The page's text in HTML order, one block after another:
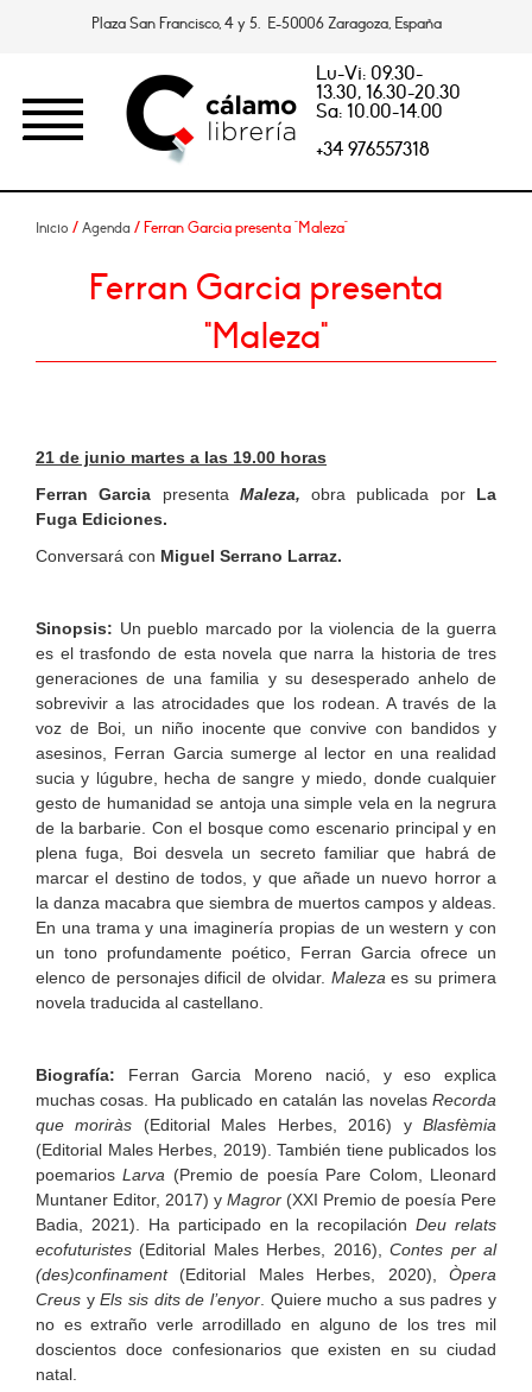
Plaza San Francisco, 4 y 5. E-50006 Zaragoza, España
Lu-Vi: 09.30-
13.30, 16.30-20.30
Sa: 10.00-14.00
+34 976557318
Inicio / Agenda / Ferran Garcia presenta "Maleza"
Ferran Garcia presenta
"Maleza"
21 de junio martes a las 19.00 horas
Ferran Garcia presenta Maleza, obra publicada por La
Fuga Ediciones.
Conversará con Miguel Serrano Larraz.
Sinopsis: Un pueblo marcado por la violencia de la guerra
es el trasfondo de esta novela que narra la historia de tres
generaciones de una familia y su desesperado anhelo de
sobrevivir a las atrocidades que los rodean. A través de la
voz de Boi, un niño inocente que convive con bandidos y
asesinos, Ferran Garcia sumerge al lector en una realidad
sucia y lúgubre, hecha de sangre y miedo, donde cualquier
gesto de humanidad se antoja una simple vela en la negrura
de la barbarie. Con el bosque como escenario principal y en
plena fuga, Boi desvela un secreto familiar que habrá de
marcar el destino de todos, y que añade un nuevo horror a
la danza macabra que siembra de muertos campos y aldeas.
En una trama y una imaginería propias de un western y con
un tono profundamente poético, Ferran Garcia ofrece un
elenco de personajes dificil de olvidar. Maleza es su primera
novela traducida al castellano.
Biografía: Ferran Garcia Moreno nació, y eso explica
muchas cosas. Ha publicado en catalán las novelas Recorda
que moriràs (Editorial Males Herbes, 2016) yBlasfèmia
(Editorial Males Herbes, 2019). También tiene publicados los
poemariosLarva (Premio de poesía Pare Colom, Lleonard
Muntaner Editor, 2017) y Magror (XXI Premio de poesía Pere
Badia, 2021). Ha participado en la recopilaciónDeu relats
ecofuturistes (Editorial Males Herbes, 2016),Contes per al
(des)confinament(Editorial Males Herbes, 2020), Òpera
Creus yEls sis dits de l’enyor . Quiere mucho a sus padres y
no es extraño verle arrodillado en alguno de los tres mil
doscientos doce confesionarios que existen en su ciudad
natal.